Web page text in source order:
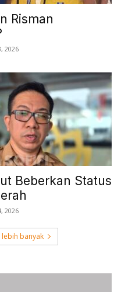
Risman
2026
Beberkan Status
2026
lebih banyak